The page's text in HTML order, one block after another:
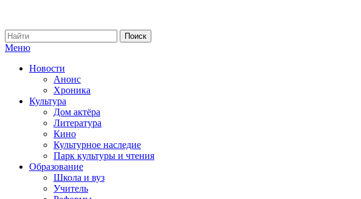
Меню
Новости
Анонс
Хроника
Культура
Дом актёра
Литература
Кино
Культурное наследие
Парк культуры и чтения
Образование
Школа и вуз
Учитель